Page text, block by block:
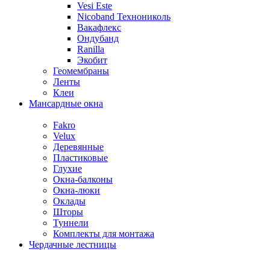
Vesi Este
Nicoband Технониколь
Вакафлекс
Ондубанд
Ranilla
Экобит
Геомембраны
Ленты
Клеи
Мансардные окна
Fakro
Velux
Деревянные
Пластиковые
Глухие
Окна-балконы
Окна-люки
Оклады
Шторы
Туннели
Комплекты для монтажа
Чердачные лестницы